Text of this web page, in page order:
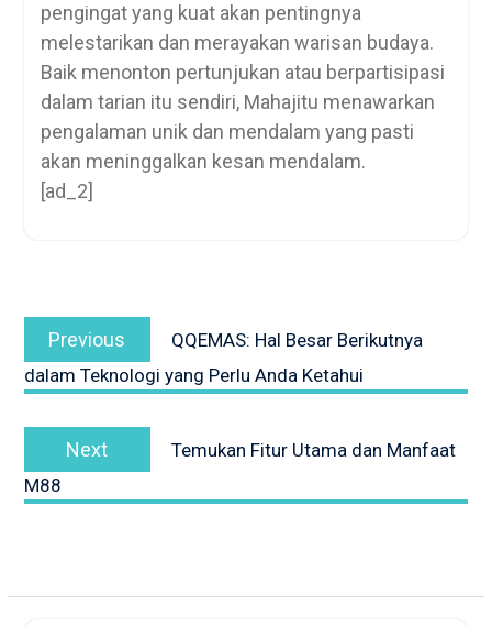
pengingat yang kuat akan pentingnya
melestarikan dan merayakan warisan budaya.
Baik menonton pertunjukan atau berpartisipasi
dalam tarian itu sendiri, Mahajitu menawarkan
pengalaman unik dan mendalam yang pasti
akan meninggalkan kesan mendalam.
[ad_2]
navigation
Previous
post:
QQEMAS: Hal Besar Berikutnya
dalam Teknologi yang Perlu Anda Ketahui
Next
post:
Temukan Fitur Utama dan Manfaat
M88